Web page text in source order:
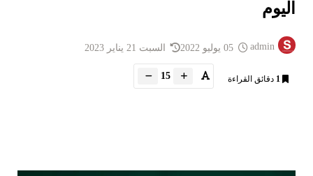
اليوم
admin السبت 21 يناير 2023
1 دقائق القراءة 15